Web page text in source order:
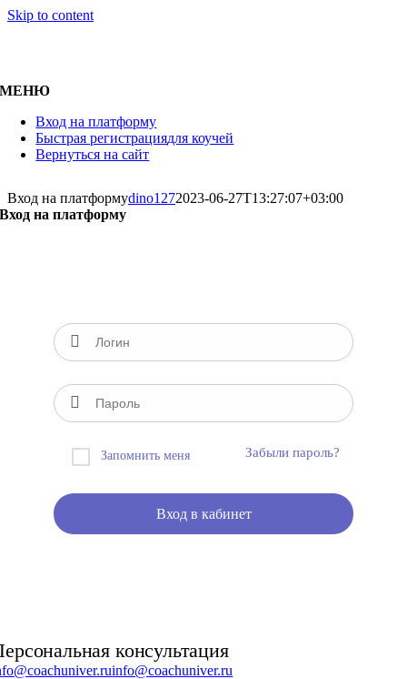
Skip to content
МЕНЮ
Вход на платформу
Быстрая регистрациядля коучей
Вернуться на сайт
Вход на платформуdino1272023-06-27T13:27:07+03:00
Вход на платформу
Запомнить меня Забыли пароль?
консультация
info@coachuniver.ru